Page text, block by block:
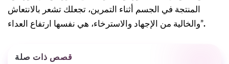
المنتجة في الجسم أثناء التمرين، تجعلك تشعر بالانتعاش
والخالية من الإجهاد والاسترخاء، هي نفسها ارتفاع العداء”.
قصص ذات صلة